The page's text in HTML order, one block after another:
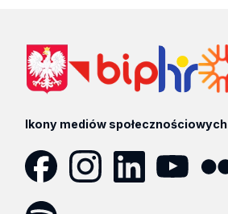
Ikony mediów społecznościowych